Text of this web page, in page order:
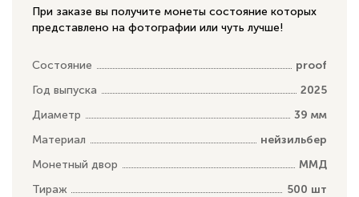
При заказе вы получите монеты состояние которых
представлено на фотографии или чуть лучше!
Состояние
proof
Год выпуска
2025
Диаметр
39 мм
Материал
нейзильбер
Монетный двор
ММД
Тираж
500 шт